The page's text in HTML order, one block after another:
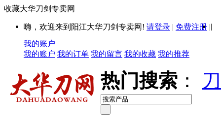
收藏大华刀剑专卖网
嗨，欢迎来到阳江大华刀剑专卖网! 请登录 | 免费注册 ||
我的账户
我的账户 我的订单 我的留言 我的收藏 我的推荐
热门搜索 ：